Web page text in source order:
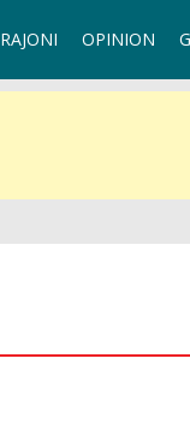
RAJONI OPINION